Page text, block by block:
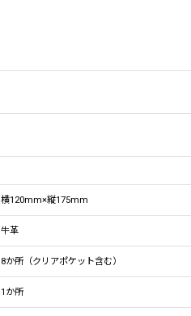
横120mm×縦175mm
牛革
8か所（クリアポケット含む）
1か所